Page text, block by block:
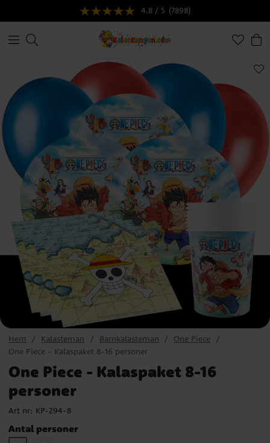
4.8 / 5 (7898)
Hem Kalasteman Barnkalasteman
One Piece
One Piece - Kalaspaket 8-16 personer
One Piece - Kalaspaket 8-16
personer
Art nr: KP-294-8
Antal personer